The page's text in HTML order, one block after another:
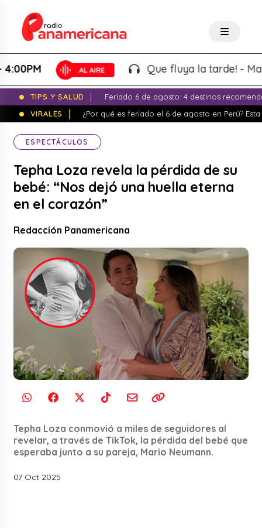
Que fluya la tarde! - Martin
TIPS Y SALUD
Feriado 6 de agosto: 4 destinos
VIRALES
¿Por qué es feriado el 6 de agosto en Perú?
ESPECTÁCULOS
Tepha Loza revela la pérdida de su
bebé: “Nos dejó una huella eterna
en el corazón”
Redacción Panamericana
Tepha Loza conmovió a miles de seguidores al
revelar, a través de TikTok, la pérdida del bebé que
esperaba junto a su pareja, Mario Neumann.
07 Oct 2025